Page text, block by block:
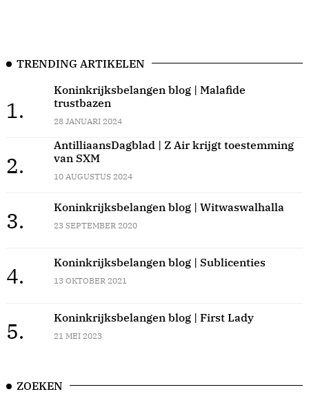
TRENDING ARTIKELEN
1.
Koninkrijksbelangen blog | Malafide
trustbazen
28 JANUARI 2024
2.
AntilliaansDagblad | Z Air krijgt toestemming
van SXM
10 AUGUSTUS 2024
3.
Koninkrijksbelangen blog | Witwaswalhalla
23 SEPTEMBER 2020
4.
Koninkrijksbelangen blog | Sublicenties
13 OKTOBER 2021
5.
Koninkrijksbelangen blog | First Lady
21 MEI 2023
ZOEKEN